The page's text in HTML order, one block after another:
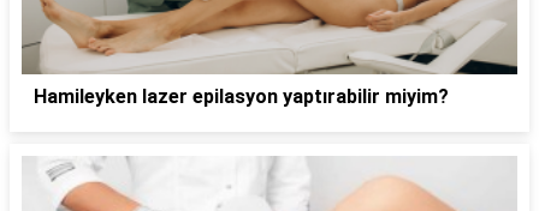
Hamileyken lazer epilasyon yaptırabilir miyim?